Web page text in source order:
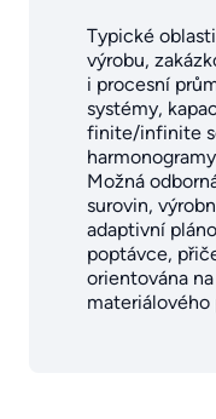
Typické
výrobu,
i procesní
systémy,
finite/infinite
Možná
surovin,
adaptivní
poptávce,
orientována
materiálového